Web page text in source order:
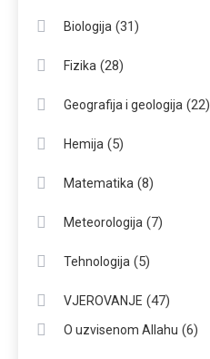
Biologija (31)
Fizika (28)
Geografija i geologija (22)
Hemija (5)
Matematika (8)
Meteorologija (7)
Tehnologija (5)
VJEROVANJE (47)
O uzvisenom Allahu (6)